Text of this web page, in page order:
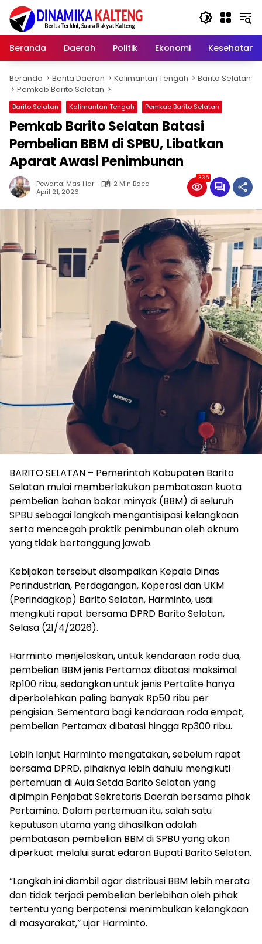
Langsung
konten
Beranda
Daerah Politik Ekonomi Kesehatan
Beranda Berita Daerah Kalimantan Tengah
Barito Selatan
Pemkab Barito Selatan
Barito Selatan Kalimantan Tengah Pemkab Barito Selatan
Pemkab Barito Selatan Batasi
Pembelian BBM di SPBU, Libatkan
Aparat Awasi Penimbunan
Pewarta: Mas Har
2 Min Baca
April 21, 2026
335
BARITO SELATAN – Pemerintah Kabupaten Barito
Selatan mulai memberlakukan pembatasan kuota
pembelian bahan bakar minyak (BBM) di seluruh
SPBU sebagai langkah mengantisipasi kelangkaan
serta mencegah praktik penimbunan oleh oknum
yang tidak bertanggung jawab.
‎Kebijakan tersebut disampaikan Kepala Dinas
Perindustrian, Perdagangan, Koperasi dan UKM
(Perindagkop) Barito Selatan, Harminto, usai
mengikuti rapat bersama DPRD Barito Selatan,
Selasa (21/4/2026).
‎Harminto menjelaskan, untuk kendaraan roda dua,
pembelian BBM jenis Pertamax dibatasi maksimal
Rp100 ribu, sedangkan untuk jenis Pertalite hanya
diperbolehkan paling banyak Rp50 ribu per
pengisian. Sementara bagi kendaraan roda empat,
pembelian Pertamax dibatasi hingga Rp300 ribu.
‎Lebih lanjut Harminto mengatakan, sebelum rapat
bersama DPRD, pihaknya lebih dahulu mengikuti
pertemuan di Aula Setda Barito Selatan yang
dipimpin Penjabat Sekretaris Daerah bersama pihak
Pertamina. Dalam pertemuan itu, salah satu
keputusan utama yang dihasilkan adalah
pembatasan pembelian BBM di SPBU yang akan
diperkuat melalui surat edaran Bupati Barito Selatan.
‎“Langkah ini diambil agar distribusi BBM lebih merata
dan tidak terjadi pembelian berlebihan oleh pihak
tertentu yang berpotensi menimbulkan kelangkaan
di masyarakat,” ujar Harminto.